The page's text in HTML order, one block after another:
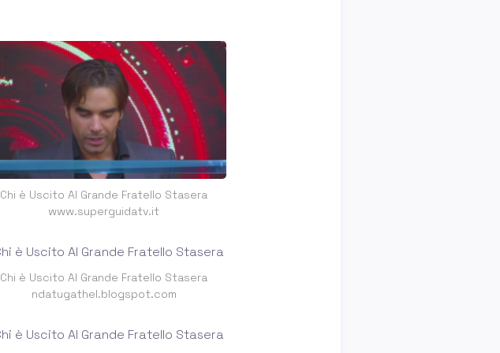
Chi è Uscito Al Grande Fratello Stasera
www.superguidatv.it
Chi è Uscito Al Grande Fratello Stasera
ndatugathel.blogspot.com